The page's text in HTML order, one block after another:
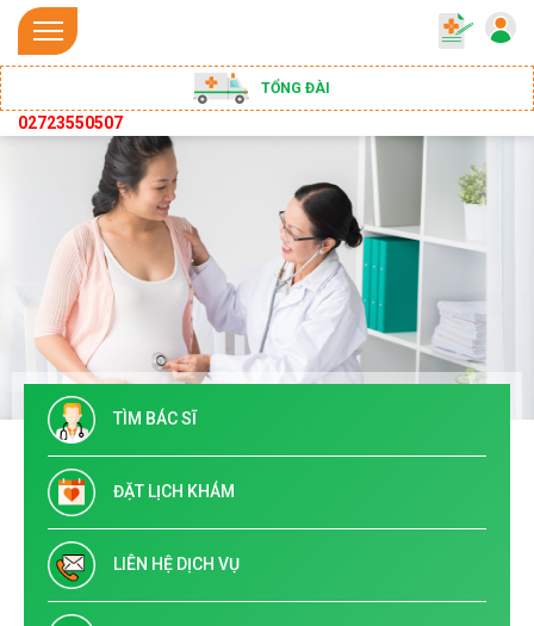
TỔNG ĐÀI
02723550507
TÌM BÁC SĨ
ĐẶT LỊCH KHÁM
LIÊN HỆ DỊCH VỤ